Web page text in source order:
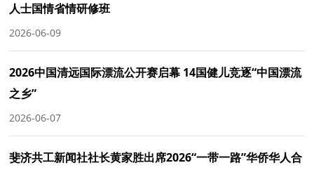
人士国情省情研修班
2026-06-09
2026中国清远国际漂流公开赛启幕 14国健儿竞逐“中国漂流
之乡”
2026-06-07
斐济共工新闻社社长黄家胜出席2026“一带一路”华侨华人合